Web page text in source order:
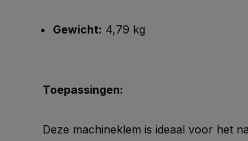
Gewicht: 4,79 kg
Toepassingen:
Deze machineklem is ideaal voor het